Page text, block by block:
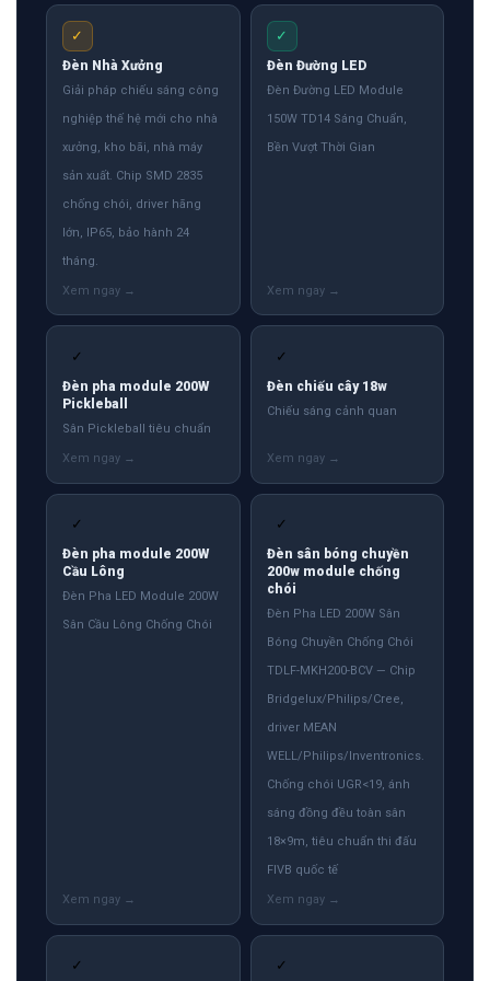
✓
Đèn Nhà Xưởng
Giải pháp chiếu sáng công
nghiệp thế hệ mới cho nhà
xưởng, kho bãi, nhà máy
sản xuất. Chip SMD 2835
chống chói, driver hãng
lớn, IP65, bảo hành 24
tháng.
✓
Đèn Đường LED
Đèn Đường LED Module
150W TD14 Sáng Chuẩn,
Bền Vượt Thời Gian
✓
Đèn pha module 200W
Pickleball
Sân Pickleball tiêu chuẩn
✓
Đèn chiếu cây 18w
Chiếu sáng cảnh quan
✓
Đèn pha module 200W
Cầu Lông
Đèn Pha LED Module 200W
Sân Cầu Lông Chống Chói
✓
Đèn sân bóng chuyền
200w module chống
chói
Đèn Pha LED 200W Sân
Bóng Chuyền Chống Chói
TDLF-MKH200-BCV — Chip
Bridgelux/Philips/Cree,
driver MEAN
WELL/Philips/Inventronics.
Chống chói UGR<19, ánh
sáng đồng đều toàn sân
18×9m, tiêu chuẩn thi đấu
FIVB quốc tế
✓ ✓